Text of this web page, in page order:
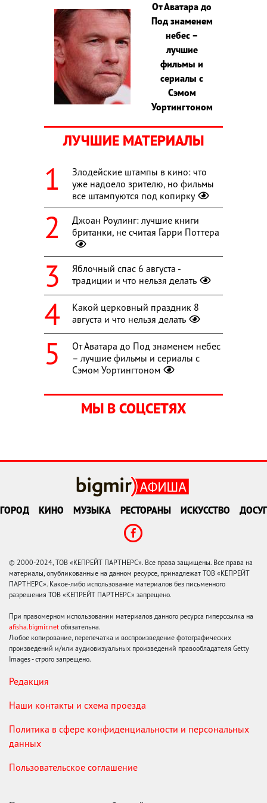
От Аватара до
Под знаменем
небес –
лучшие
фильмы и
сериалы с
Сэмом
Уортингтоном
ЛУЧШИЕ МАТЕРИАЛЫ
Злодейские штампы в кино: что
уже надоело зрителю, но фильмы
все штампуются под копирку
Джоан Роулинг: лучшие книги
британки, не считая Гарри Поттера
Яблочный спас 6 августа -
традиции и что нельзя делать
Какой церковный праздник 8
августа и что нельзя делать
От Аватара до Под знаменем небес
– лучшие фильмы и сериалы с
Сэмом Уортингтоном
МЫ В СОЦСЕТЯХ
ГОРОД КИНО МУЗЫКА РЕСТОРАНЫ ИСКУССТВО ДОСУГ
© 2000-2024, ТОВ «КЕПРЕЙТ ПАРТНЕРС». Все права защищены. Все права на
материалы, опубликованные на данном ресурсе, принадлежат ТОВ «КЕПРЕЙТ
ПАРТНЕРС». Какое-либо использование материалов без письменного
разрешения ТОВ «КЕПРЕЙТ ПАРТНЕРС» запрещено.
При правомерном использовании материалов данного ресурса гиперссылка на
afisha.bigmir.net обязательна.
Любое копирование, перепечатка и воспроизведение фотографических
произведений и/или аудиовизуальных произведений правообладателя Getty
Images - строго запрещено.
Редакция
Наши контакты и схема проезда
Политика в сфере конфиденциальности и персональных
данных
Пользовательское соглашение